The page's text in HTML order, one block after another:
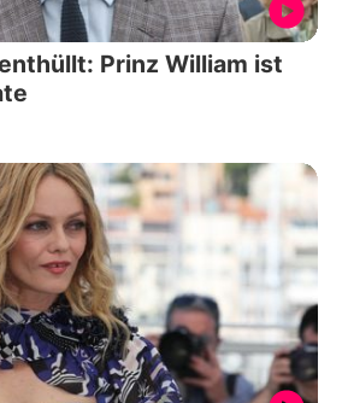
Prinz William ist